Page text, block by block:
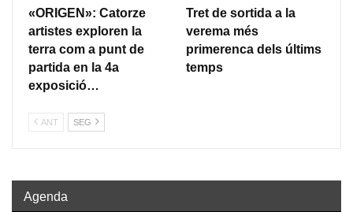
«ORIGEN»: Catorze
artistes exploren la
terra com a punt de
partida en la 4a
exposició…
Tret de sortida a la
verema més
primerenca dels últims
temps
ANT SEG
Agenda